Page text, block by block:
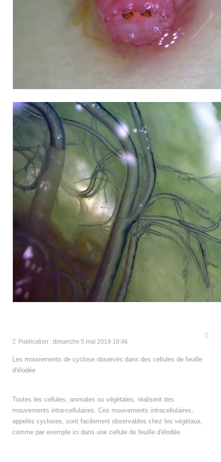
Publication : dimanche 5 mai 2019 18:46
Les mouvements de cyclose observés dans des cellules de feuille
d'élodée
Toutes les cellules, animales ou végétales, réalisent des
mouvements intra-cellulaires. Ces mouvements intracellulaires,
appelés cycloses, sont facilement observables chez les végétaux,
comme par exemple ici dans une cellule de feuille d'élodée.